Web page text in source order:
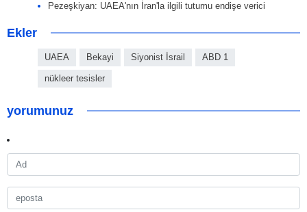
Pezeşkiyan: UAEA'nın İran'la ilgili tutumu endişe verici
Ekler
UAEA Bekayi Siyonist İsrail ABD 1
nükleer tesisler
yorumunuz